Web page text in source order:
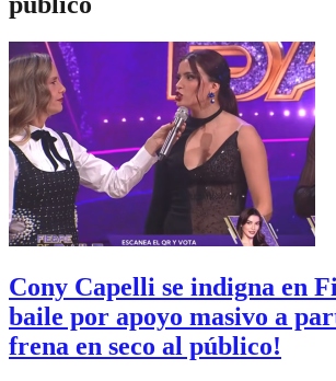
Cony Capelli se indigna en
baile por apoyo masivo a
frena en seco al público!